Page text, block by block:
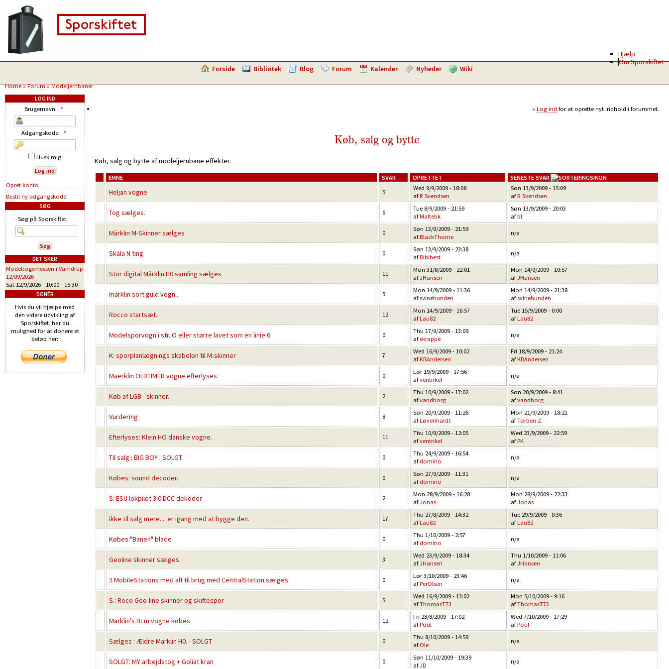
Hjælp
Om Sporskiftet
Forside Bibliotek Blog Forum Kalender Nyheder Wiki
Home»Forum»Modeljernbaner
Log ind for at oprette nyt indhold i forummet.
Køb, salg og bytte
Køb, salg og bytte af modeljernbane effekter.
EMNE SVAR OPRETTET SENESTE SVAR
Heljan vogne 5
Wed 9/9/2009 - 18:08
afR Svendsen
Søn 13/9/2009 - 15:09
afR Svendsen
Tog sælges. 6
Tue 8/9/2009 - 21:59
afMaltebk
Søn 13/9/2009 - 20:03
afbl
Märklin M-Skinner sælges 0
Søn 13/9/2009 - 21:59
afBlackThorne
n/a
Skala N ting 0
Søn 13/9/2009 - 23:38
afBibihest
n/a
Stor digital Märklin H0 samling sælges 11
Mon 31/8/2009 - 22:01
afJHansen
Mon 14/9/2009 - 10:57
afJHansen
märklin sort guld vogn... 5
Mon 14/9/2009 - 11:36
afsvinehunden
Mon 14/9/2009 - 21:38
afsvinehunden
Rocco startsæt. 12
Mon 14/9/2009 - 16:57
afLau82
Tue 15/9/2009 - 0:00
afLau82
Modelsporvogn i str. O eller større lavet som en linie 6 0
Thu 17/9/2009 - 13:09
afskrappe
n/a
K: sporplanlægnings skabelon til M-skinner 7
Wed 16/9/2009 - 10:02
afKBAndersen
Fri 18/9/2009 - 21:24
afKBAndersen
Maerklin OLDTIMER vogne efterlyses 0
Lør 19/9/2009 - 17:56
afventrikel
n/a
Køb af LGB - skinner. 2
Thu 10/9/2009 - 17:02
afvandborg
Søn 20/9/2009 - 8:41
afvandborg
Vurdering 8
Søn 20/9/2009 - 11:26
afLøvenhardt
Mon 21/9/2009 - 18:21
afTorben Z.
Efterlyses: Klein HO danske vogne. 11
Thu 10/9/2009 - 12:05
afventrikel
Wed 23/9/2009 - 22:59
afPK
Til salg : BIG BOY : SOLGT 0
Thu 24/9/2009 - 16:54
af domino
n/a
Købes: sound decoder. 0
Søn 27/9/2009 - 11:31
af domino
n/a
S: ESU lokpilot 3.0 DCC dekoder 2
Mon 28/9/2009 - 16:28
afJonas
Mon 28/9/2009 - 22:33
afJonas
ikke til salg mere.... er igang med at bygge den. 17
Thu 27/8/2009 - 14:32
afLau82
Tue 29/9/2009 - 0:36
afLau82
Købes:"Banen" blade 0
Thu 1/10/2009 - 2:57
af domino
n/a
Geoline skinner sælges 3
Wed 23/9/2009 - 18:34
afJHansen
Thu 1/10/2009 - 11:06
afJHansen
2 MobileStations med alt til brug med CentralStation sælges 0
Lør 3/10/2009 - 23:46
afPerOlsen
n/a
S.: Roco Geo-line skinner og skiftespor 5
Wed 16/9/2009 - 13:02
afThomasT73
Mon 5/10/2009 - 9:16
afThomasT73
Marklin's Bcm vogne købes 12
Fri 28/8/2009 - 17:02
afPoul
Wed 7/10/2009 - 17:29
afPoul
Sælges : Ældre Märklin H0. - SOLGT 0
Thu 8/10/2009 - 14:59
af Ole
n/a
SOLGT: MY arbejdstog + Goliat kran 0
Søn 11/10/2009 - 19:39
afJD
n/a
LOG IND
Brugernavn: *
Adgangskode: *
Husk mig
Opret konto
Bestil ny adgangskode
SØG
Søg på Sporskiftet:
DET SKER
Modeltogsmessen i Vamdrup
12/09/2026
Sat 12/9/2026 - 10:00 - 15:30
DONÉR
Hvis du vil hjælpe med
den videre udvikling af
Sporskiftet, har du
mulighed for at donere et
beløb her: